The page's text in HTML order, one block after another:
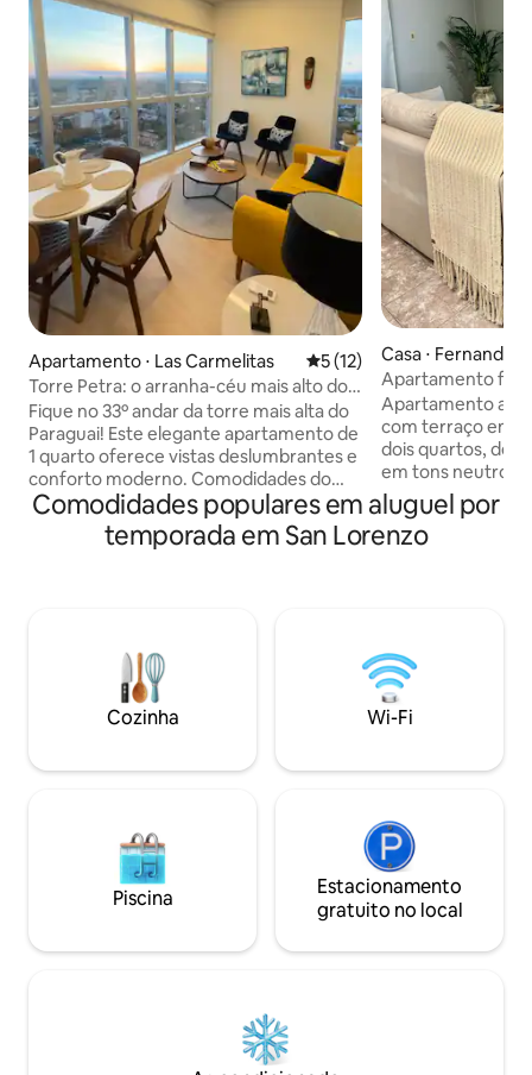
Apartamento ⋅ Las Carmelitas 5 de uma avaliação média
5 (12)
Torre Petra: o arranha-céu mais alto do
Paraguai
Fique no 33º andar da torre mais alta do
Paraguai! Este elegante apartamento de
1 quarto oferece vistas deslumbrantes e
conforto moderno. Comodidades do
prédio: * Academia e piscina de última
internas/externas *Restaurante e loja no
negócios ou uma escapada, você está a
poucos passos dos melhores
restaurantes e vida noturna da cidade.
Experimente o luxo em um novo
nuvens!
Casa ⋅ Fernando
Apartamento
privativo e
Apartamento
com terraço em
dois quartos,
em tons neutros,
ventilador de
que transmitem
moderno e
para
com vista para o
privativa com
de
Comodidades populares em aluguel por
temporada em San Lorenzo
Cozinha Wi-Fi
Piscina
Estacionamento
gratuito no local